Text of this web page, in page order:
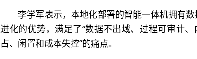
李学军表示，本地化部署的智能一体机拥有
进化的优势，满足了“数据不出域、过程可审计
占、闲置和成本失控”的痛点。